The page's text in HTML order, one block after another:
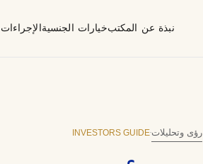
نبذة عن المكتبخيارات الجنسية الإجراءات
رؤى وتحليلات·
INVESTORS GUIDE